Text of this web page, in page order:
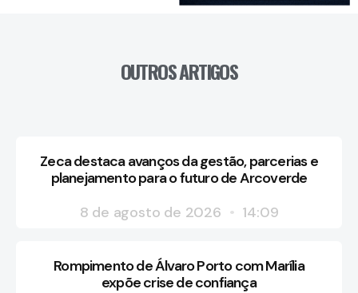
OUTROS ARTIGOS
Zeca destaca avanços da gestão, parcerias e
planejamento para o futuro de Arcoverde
8 de agosto de 2026
14:09
Rompimento de Álvaro Porto com Marília
expõe crise de confiança